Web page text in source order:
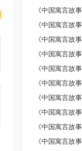
《中国寓言故
《中国寓言故
《中国寓言故
《中国寓言故
《中国寓言故
《中国寓言故
《中国寓言故
《中国寓言故
《中国寓言故
《中国寓言故